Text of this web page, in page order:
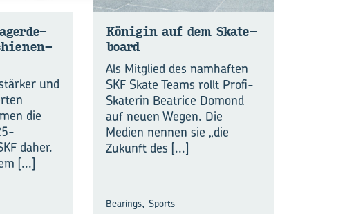
und
die
daher.
[...]
Kö­ni­gin auf dem Skate­
board
Als Mitglied des namhaften
SKF Skate Teams rollt Profi-
Skaterin Beatrice Domond
auf neuen Wegen. Die
Medien nennen sie „die
Zukunft des [...]
Bearings, Sports